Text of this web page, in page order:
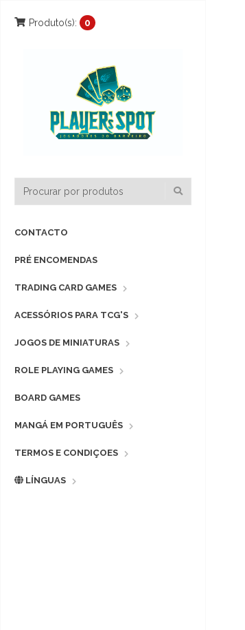
Produto(s): 0
CONTACTO
PRÉ ENCOMENDAS
TRADING CARD GAMES
ACESSÓRIOS PARA TCG'S
JOGOS DE MINIATURAS
ROLE PLAYING GAMES
BOARD GAMES
MANGÁ EM PORTUGUÊS
TERMOS E CONDIÇOES
LÍNGUAS